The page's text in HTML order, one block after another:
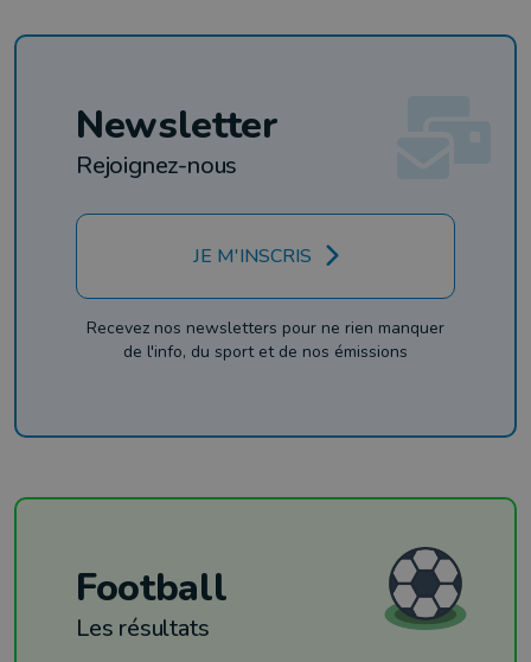
Newsletter
Rejoignez-nous
JE M'INSCRIS
Recevez nos newsletters pour ne rien manquer
de l'info, du sport et de nos émissions
Football
Les résultats